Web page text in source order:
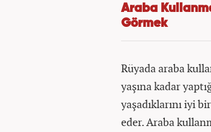
Araba
Görmek
Rüyada araba
yaşına kadar
yaşadıklarını iyi
eder. Araba